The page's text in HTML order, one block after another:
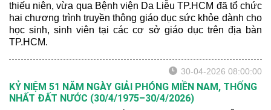
thiếu niên, vừa qua Bệnh viện Da Liễu TP.HCM đã tổ chức
hai chương trình truyền thông giáo dục sức khỏe dành cho
học sinh, sinh viên tại các cơ sở giáo dục trên địa bàn
TP.HCM.
30-04-2026 08:00:00
KỶ NIỆM 51 NĂM NGÀY GIẢI PHÓNG MIỀN NAM, THỐNG
NHẤT ĐẤT NƯỚC (30/4/1975–30/4/2026)